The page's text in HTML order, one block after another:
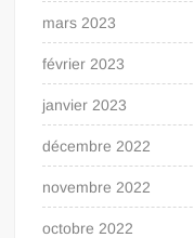
mars 2023
février 2023
janvier 2023
décembre 2022
novembre 2022
octobre 2022